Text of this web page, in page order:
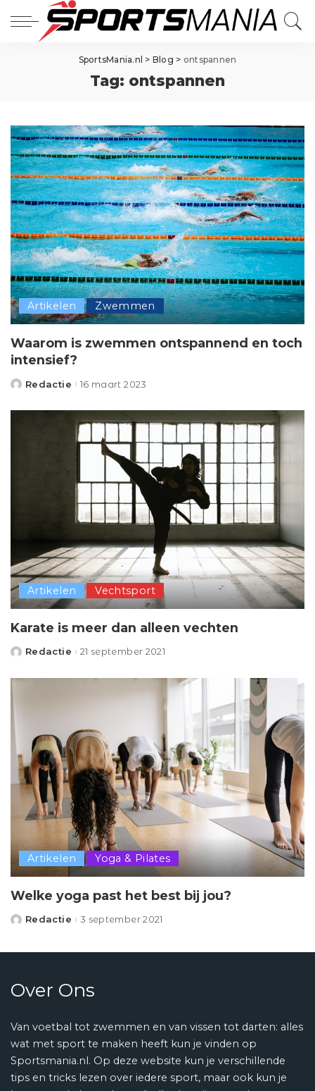
SportsMania.nl > Blog > ontspannen
Tag: ontspannen
Artikelen Zwemmen
Waarom is zwemmen ontspannend en toch
intensief?
Posted
Redactie 16 maart 2023
Artikelen Vechtsport
Karate is meer dan alleen vechten
Posted
Redactie 21 september 2021
Artikelen Yoga & Pilates
Welke yoga past het best bij jou?
Posted
Redactie 3 september 2021
Over Ons
Van voetbal tot zwemmen en van vissen tot darten: alles
wat met sport te maken heeft kun je vinden op
Sportsmania.nl. Op deze website kun je verschillende
tips en tricks lezen over iedere sport, maar ook kun je